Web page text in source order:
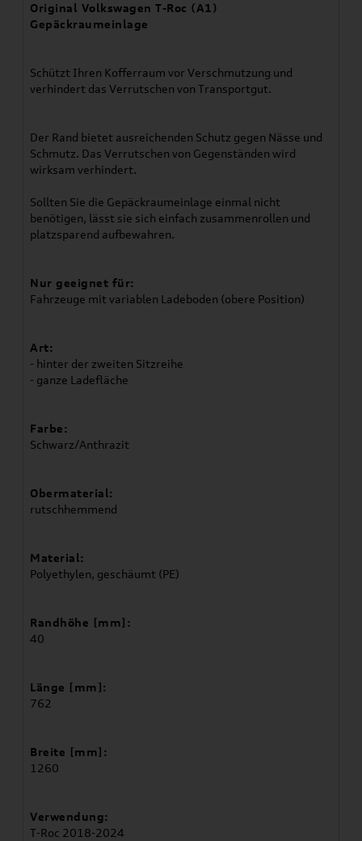
Original Volkswagen T-Roc (A1)
Gepäckraumeinlage
Schützt Ihren Kofferraum vor Verschmutzung und
verhindert das Verrutschen von Transportgut.
Der Rand bietet ausreichenden Schutz gegen Nässe und
Schmutz. Das Verrutschen von Gegenständen wird
wirksam verhindert.
Sollten Sie die Gepäckraumeinlage einmal nicht
benötigen, lässt sie sich einfach zusammenrollen und
platzsparend aufbewahren.
Nur geeignet für:
Fahrzeuge mit variablen Ladeboden (obere Position)
Art:
- hinter der zweiten Sitzreihe
- ganze Ladefläche
Farbe:
Schwarz/Anthrazit
Obermaterial:
rutschhemmend
Material:
Polyethylen, geschäumt (PE)
Randhöhe [mm]:
40
Länge [mm]:
762
Breite [mm]:
1260
Verwendung:
T-Roc 2018-2024